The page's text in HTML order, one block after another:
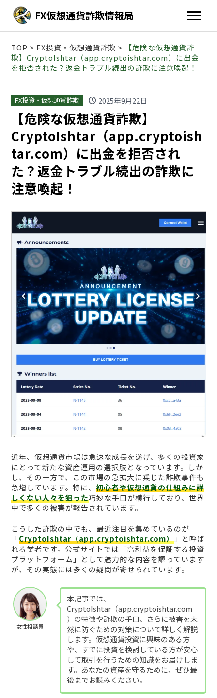
FX仮想通貨詐欺情報局
TOP > FX投資・仮想通貨詐欺 >
【危険な仮想通貨詐
欺】CryptoIshtar（app.cryptoishtar.com）に出金
を拒否された？返金トラブル続出の詐欺に注意喚起！
FX投資・仮想通貨詐欺 schedule 2025年9月22日
【危険な仮想通貨詐欺】
CryptoIshtar（app.cryptoish
tar.com）に出金を拒否され
た？返金トラブル続出の詐欺に
注意喚起！
近年、仮想通貨市場は急速な成長を遂げ、多くの投資家
にとって新たな資産運用の選択肢となっています。しか
し、その一方で、この市場の急拡大に乗じた詐欺事件も
急増しています。特に、 初心者や仮想通貨の仕組みに詳
しくない人々を狙った巧妙な手口が横行しており、世界
中で多くの被害が報告されています。
こうした詐欺の中でも、最近注目を集めているのが
「CryptoIshtar（app.cryptoishtar.com）」と呼ば
れる業者です。公式サイトでは「高利益を保証する投資
プラットフォーム」として魅力的な内容を謳っています
が、その実態には多くの疑問が寄せられています。
女性相談員
本記事では、
CryptoIshtar（app.cryptoishtar.com
）の特徴や詐欺の手口、さらに被害を未
然に防ぐための対策について詳しく解説
します。仮想通貨投資に興味のある方
や、すでに投資を検討している方が安心
して取引を行うための知識をお届けしま
す。あなたの資産を守るために、ぜひ最
後までお読みください。